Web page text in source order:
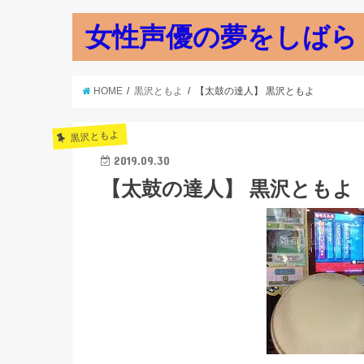
女性声優の夢をしば
HOME 黒沢ともよ 【太鼓の達人】 黒沢ともよ
黒沢ともよ
2019.09.30
【太鼓の達人】 黒沢ともよ